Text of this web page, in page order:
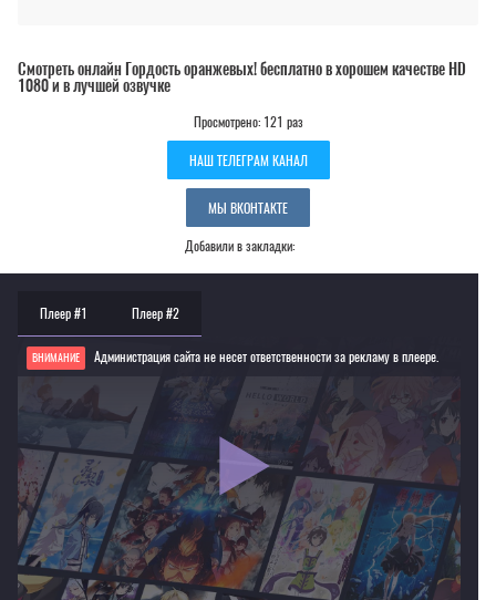
Смотреть онлайн Гордость оранжевых! бесплатно в хорошем качестве HD
1080 и в лучшей озвучке
Просмотрено: 121 раз
НАШ ТЕЛЕГРАМ КАНАЛ
МЫ ВКОНТАКТЕ
Добавили в закладки:
Плеер #1 Плеер #2
ВНИМАНИЕ Администрация сайта не несет ответственности за рекламу в плеере.
Если видео не работает, обновите страницу или выберите другой плеер!
Для просмотра некоторых аниме необходимо установить VPN
Текущее воспроизведение：Гордость оранжевых!